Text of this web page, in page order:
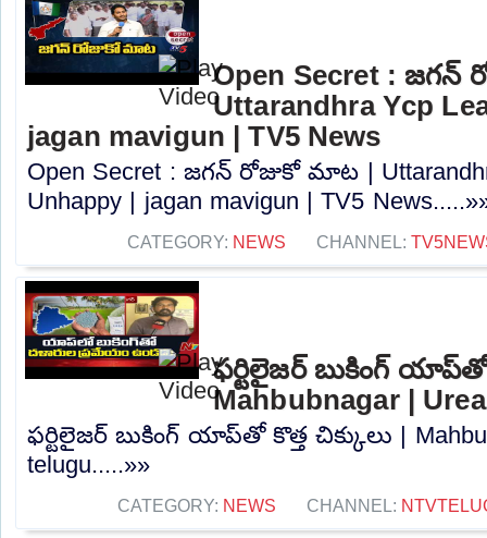
Open Secret :
Uttarandhra Ycp
jagan mavigun | TV5 News
Open Secret : జగన్ రోజుకో మాట |
Unhappy | jagan mavigun | TV5
CATEGORY: NEWS CHANNEL:
ఫర్టిలైజర్ బుకింగ్ యాప్‌తో
Mahbubnagar |
ఫర్టిలైజర్ బుకింగ్ యాప్‌తో కొత్త చిక్కులు |
telugu.....»»
CATEGORY: NEWS CHANNEL: